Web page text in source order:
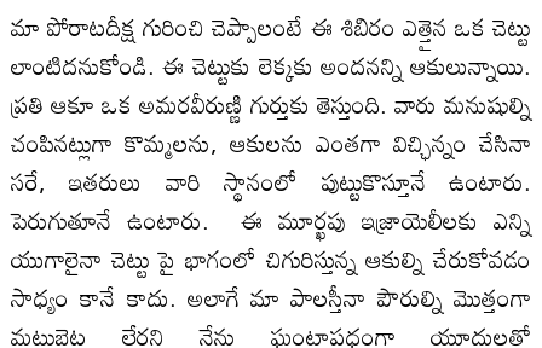
మా పోరాటదీక్ష గురించి చెప్పాలంటే ఈ శిబిరం ఎత్తైన ఒక చెట్టు
లాంటిదనుకోండి. ఈ చెట్టుకు లెక్కకు అందనన్ని ఆకులున్నాయి.
ప్రతి ఆకూ ఒక అమరవీరుణ్ణి గుర్తుకు తెస్తుంది. వారు మనుషుల్ని
చంపినట్లుగా కొమ్మలను, ఆకులను ఎంతగా విచ్ఛిన్నం చేసినా
సరే, ఇతరులు వారి స్థానంలో పుట్టుకొస్తూనే ఉంటారు.
పెరుగుతూనే ఉంటారు. ఈ మూర్ఖపు ఇజ్రాయెలీలకు ఎన్ని
యుగాలైనా చెట్టు పై భాగంలో చిగురిస్తున్న ఆకుల్ని చేరుకోవడం
సాధ్యం కానే కాదు. అలాగే మా పాలస్తీనా పౌరుల్ని మొత్తంగా
మట్టుబెట్ట లేరని నేను ఘంటాపధంగా యూదులతో